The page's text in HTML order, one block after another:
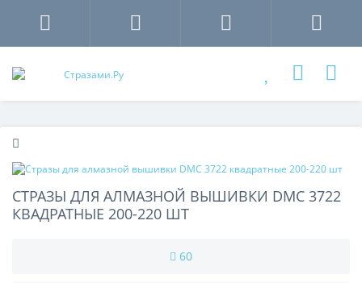
СТРАЗЫ ДЛЯ АЛМАЗНОЙ ВЫШИВКИ DMC 3722
КВАДРАТНЫЕ 200-220 ШТ
60